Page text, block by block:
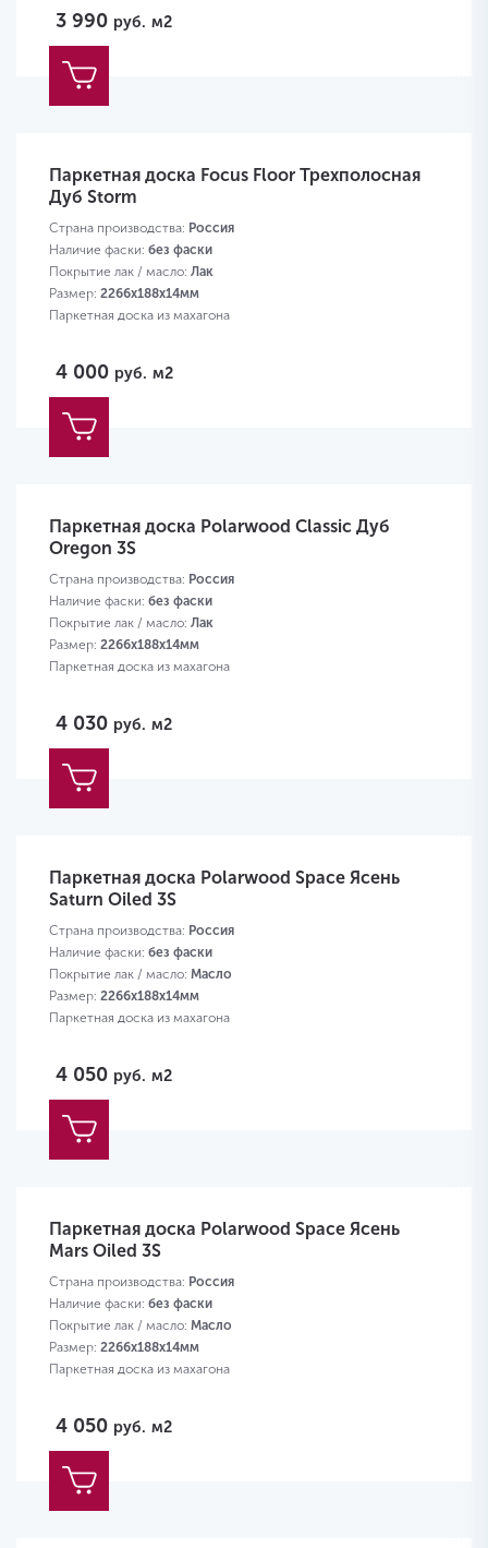
3 990 руб. м2
Паркетная доска Focus Floor Трехполосная
Дуб Storm
Страна производства: Россия
Наличие фаски: без фаски
Покрытие лак / масло: Лак
Размер: 2266х188х14мм
Паркетная доска из махагона
4 000 руб. м2
Паркетная доска Polarwood Classic Дуб
Oregon 3S
Страна производства: Россия
Наличие фаски: без фаски
Покрытие лак / масло: Лак
Размер: 2266х188х14мм
Паркетная доска из махагона
4 030 руб. м2
Паркетная доска Polarwood Space Ясень
Saturn Oiled 3S
Страна производства: Россия
Наличие фаски: без фаски
Покрытие лак / масло: Масло
Размер: 2266х188х14мм
Паркетная доска из махагона
4 050 руб. м2
Паркетная доска Polarwood Space Ясень
Mars Oiled 3S
Страна производства: Россия
Наличие фаски: без фаски
Покрытие лак / масло: Масло
Размер: 2266х188х14мм
Паркетная доска из махагона
4 050 руб. м2